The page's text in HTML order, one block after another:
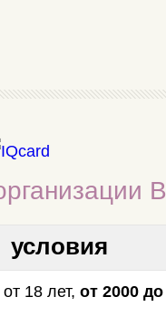
условия
18 лет, от 2000